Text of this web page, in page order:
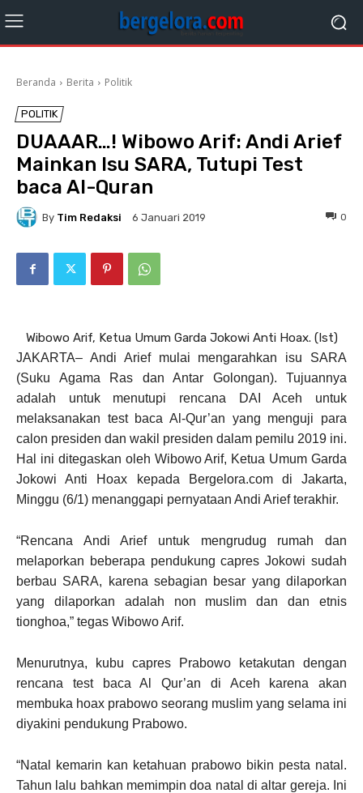
Beranda Berita Politik
POLITIK
DUAAAR…! Wibowo Arif: Andi Arief
Mainkan Isu SARA, Tutupi Test
baca Al-Quran
By Tim Redaksi 6 Januari 2019 0
Wibowo Arif, Ketua Umum Garda Jokowi Anti Hoax. (Ist)
JAKARTA– Andi Arief mulai mengarahkan isu SARA
(Suku Agama Ras dan Antar Golongan). Tujuannya
adalah untuk menutupi rencana DAI Aceh untuk
melaksanakan test baca Al-Qur’an yang menguji para
calon presiden dan wakil presiden dalam pemilu 2019 ini.
Hal ini ditegaskan oleh Wibowo Arif, Ketua Umum Garda
Jokowi Anti Hoax kepada Bergelora.com di Jakarta,
Minggu (6/1) menanggapi pernyataan Andi Arief terakhir.
“Rencana Andi Arief untuk mengrudug rumah dan
melaporkan beberapa pendukung capres Jokowi sudah
berbau SARA, karena sebagian besar yang dilaporkan
yang dilaporkan adalah non muslim dan dan etnis
tionghoa,” tegas Wibowo Arif.
Menurutnya, kubu capres Prabowo ketakutan dengan
rencana test baca Al Qur’an di Aceh karena akan
membuka hoax prabowo seorang muslim yang selama ini
diyakini pendukung Prabowo.
“Natal kemarin kan ketahuan prabowo bikin pesta natal.
Tahun lalu bahkan memimpin doa natal di altar gereja. Ini